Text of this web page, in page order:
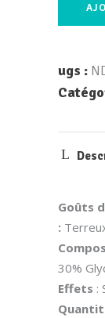
ugs :
Goûts
:
30%
Effets :